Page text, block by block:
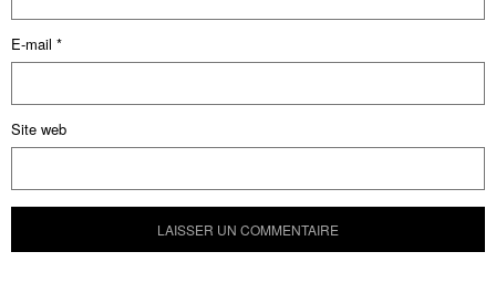
E-mail *
Site web